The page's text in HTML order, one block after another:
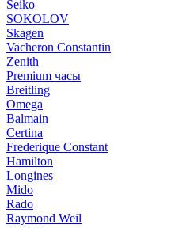
Seiko
SOKOLOV
Skagen
Vacheron Constantin
Zenith
Premium часы
Breitling
Omega
Balmain
Certina
Frederique Constant
Hamilton
Longines
Mido
Rado
Raymond Weil